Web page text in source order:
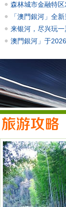
森林城市金融特
运进「澳門銀河」全
来银河，尽兴玩
河」澳門銀河」于